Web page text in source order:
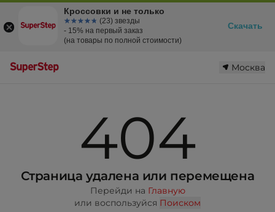
Москва
404
Страница удалена или перемещена
Перейди на Главную
или воспользуйся Поиском
Кроссовки и не только
☆☆☆☆☆
★★★★★ (23) звезды
- 15% на первый заказ
(на товары по полной стоимости)
Скачать